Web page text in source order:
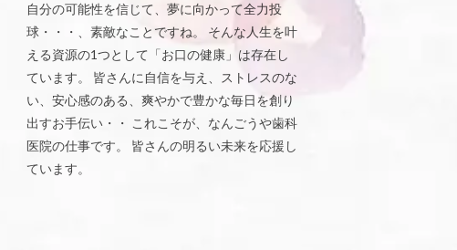
自分の可能性を信じて、夢に向かって全力投
球・・・、素敵なことですね。 そんな人生を叶
える資源の1つとして「お口の健康」は存在し
ています。 皆さんに自信を与え、ストレスのな
い、安心感のある、爽やかで豊かな毎日を創り
出すお手伝い・・ これこそが、なんごうや歯科
医院の仕事です。 皆さんの明るい未来を応援し
ています。